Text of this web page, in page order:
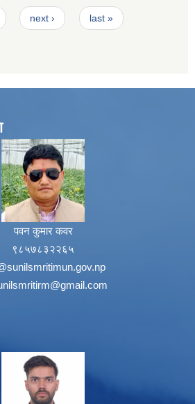
next › last »
पवन कुमार कवर
९८५७८३२२६५